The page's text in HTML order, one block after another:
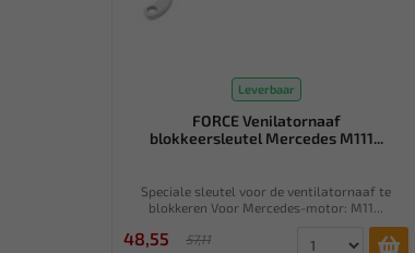
Leverbaar
FORCE Venilatornaaf
blokkeersleutel Mercedes M111...
Speciale sleutel voor de ventilatornaaf te
blokkeren Voor Mercedes-motor: M11...
48,55
57,11